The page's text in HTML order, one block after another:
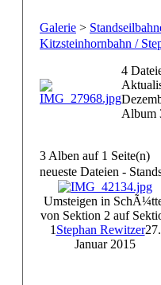
Galerie >
Kitzsteinhornbahn /
4
Album
3 Alben auf 1 Seite(n)
neueste Dateien -
Umsteigen in
von Sektion 2 auf
1 Stephan Rewitzer27.
Januar 2015